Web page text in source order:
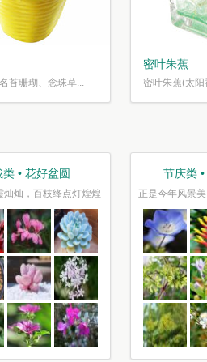
苔珊瑚、念珠草...
密叶朱蕉
密叶朱蕉(太
类 • 花好盆圆
灿灿，百枝绛点灯煌煌
节庆类
正是今年风景